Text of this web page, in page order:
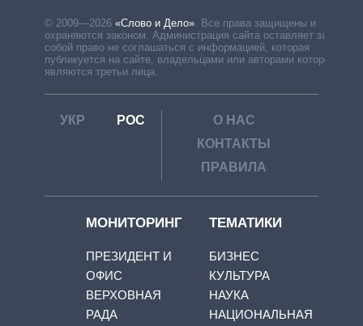
© 2009—2026 «Слово и Дело». Все права защищены и
охраняются законом. Администрация сайта оставляет за
собой право не соглашаться с информацией, которая
публикуется на сайте, владельцами или авторами которой
являются третьи лица.
УКР РОС
О НАС
КОНТАКТЫ
ПРАВИЛА
МОНИТОРИНГ
ПРЕЗИДЕНТ И
ОФИС
ВЕРХОВНАЯ
РАДА
ТЕМАТИКИ
БИЗНЕС
КУЛЬТУРА
НАУКА
НАЦИОНАЛЬНАЯ